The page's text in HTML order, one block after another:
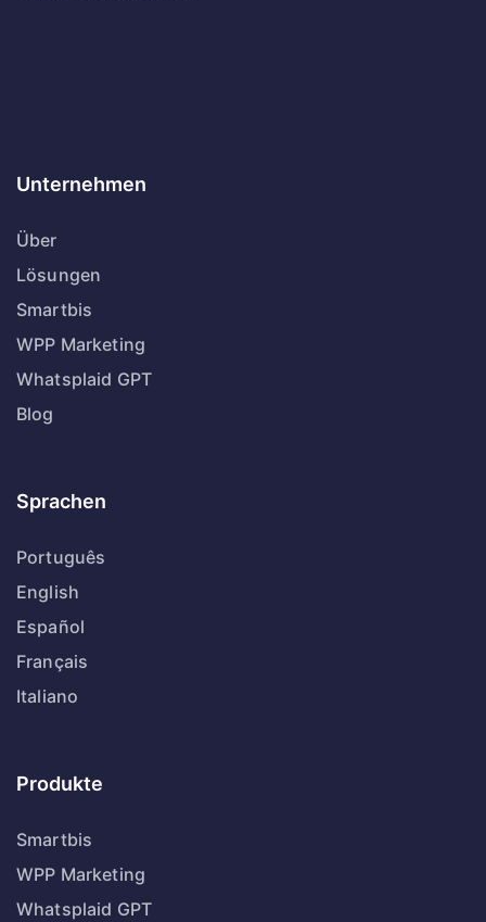
Unternehmen
Über
Lösungen
Smartbis
WPP Marketing
Whatsplaid GPT
Blog
Sprachen
Português
English
Español
Français
Italiano
Produkte
Smartbis
WPP Marketing
Whatsplaid GPT